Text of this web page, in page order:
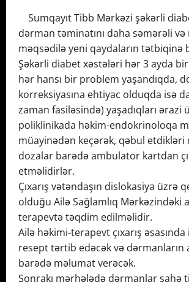
Sumqayıt Tibb Mərkəzi şəkərli
dərman təminatını daha səmərəli
məqsədilə yeni qaydaların tətbiqinə
Şəkərli diabet xəstələri hər 3 ayda
hər hansı bir problem yaşandıqda,
korreksiyasına ehtiyac olduqda isə
zaman fasiləsində) yaşadıqları ərazi
poliklinikada həkim-endokrinoloqa
müayinədən keçərək, qəbul etdikləri
dozalar barədə ambulator kartdan
etməlidirlər.
Çıxarış vətəndaşın dislokasiya üzrə
olduğu Ailə Sağlamlıq Mərkəzindəki
terapevtə təqdim edilməlidir.
Ailə həkimi-terapevt çıxarış əsasında
resept tərtib edəcək və dərmanların
barədə məlumat verəcək.
Sonrakı mərhələdə dərmanlar sahə